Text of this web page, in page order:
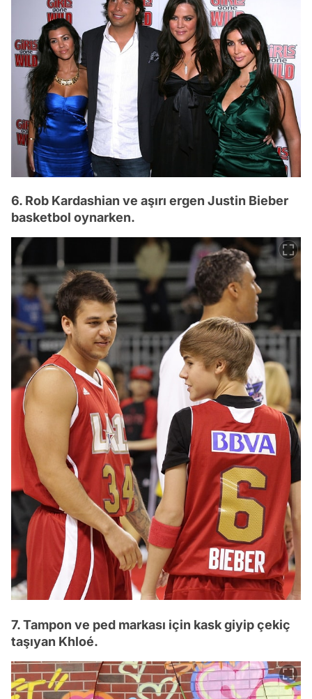
6. Rob Kardashian ve aşırı ergen Justin Bieber
basketbol oynarken.
7. Tampon ve ped markası için kask giyip çekiç
taşıyan Khloé.